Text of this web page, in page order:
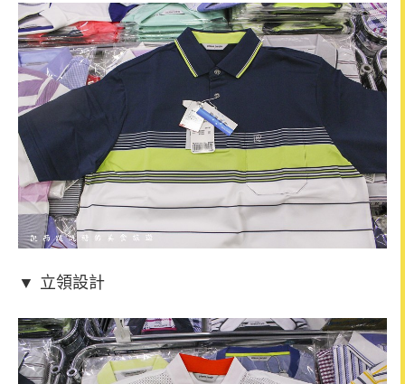
▼ 立領設計